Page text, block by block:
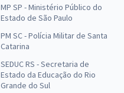
MP SP - Ministério Público do
Estado de São Paulo
PM SC - Polícia Militar de Santa
Catarina
SEDUC RS - Secretaria de
Estado da Educação do Rio
Grande do Sul